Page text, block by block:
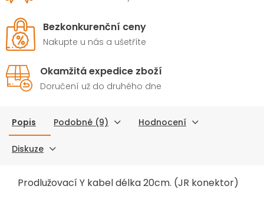
Bezkonkurenční ceny
Nakupte u nás a ušetříte
Okamžitá expedice zboží
Doručení už do druhého dne
Popis Podobné (9) Hodnocení
Diskuze
Prodlužovací Y kabel délka 20cm. (JR konektor)